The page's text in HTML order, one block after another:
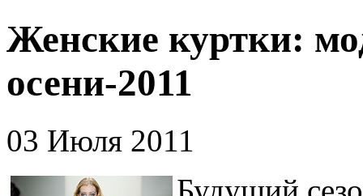
Женские куртки:
осени-2011
03 Июля 2011